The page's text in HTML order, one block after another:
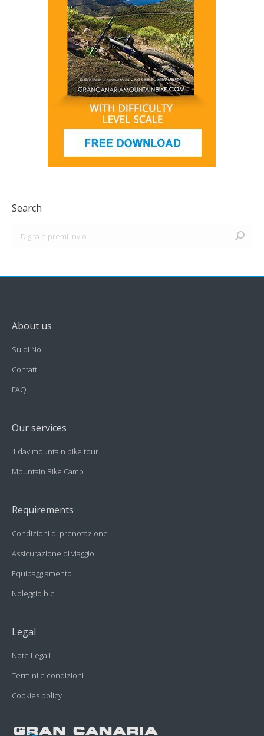
Search
Search:
About us
Su di Noi
Contatti
FAQ
Our services
1 day mountain bike tour
Mountain Bike Camp
Requirements
Condizioni di prenotazione
Assicurazione di viaggio
Equipaggiamento
Noleggio bici
Legal
Note Legali
Termini e condizioni
Cookies policy